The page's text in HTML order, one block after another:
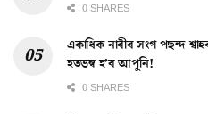
0 SHARES
একাধিক নাৰীৰ সংগ পছন্দ
হতভম্ব হ’ব আপুনি!
0 SHARES